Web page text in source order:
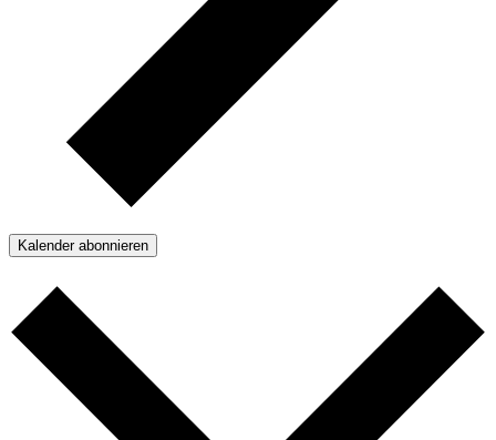
Kalender abonnieren